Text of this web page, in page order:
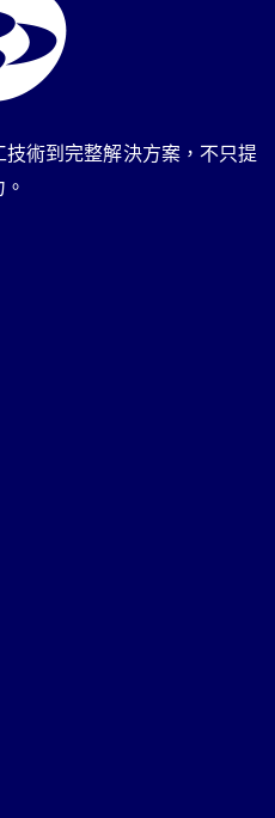
術到完整解決方案，不只提